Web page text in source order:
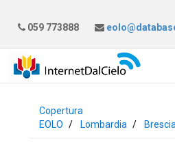
059 773888
Copertura
EOLO
Lombardia Brescia